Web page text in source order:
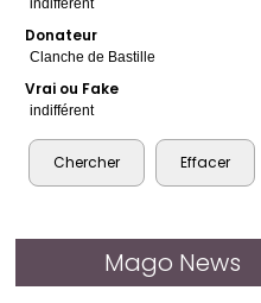
Donateur
Vrai ou Fake
Mago News